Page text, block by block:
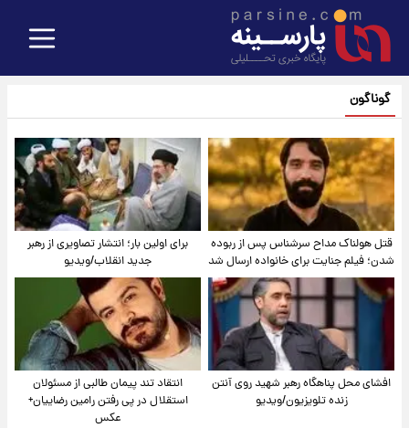
گوناگون
قتل هولناک مداح سرشناس پس از ربوده
شدن؛ فیلم جنایت برای خانواده ارسال شد
برای اولین بار؛ انتشار تصاویری از رهبر
جدید انقلاب/ویدیو
افشای محل پناهگاه‌ رهبر شهید روی آنتن
زنده تلویزیون/ویدیو
انتقاد تند پیمان طالبی از مسئولان
استقلال در پی رفتن رامین رضاییان+
عکس